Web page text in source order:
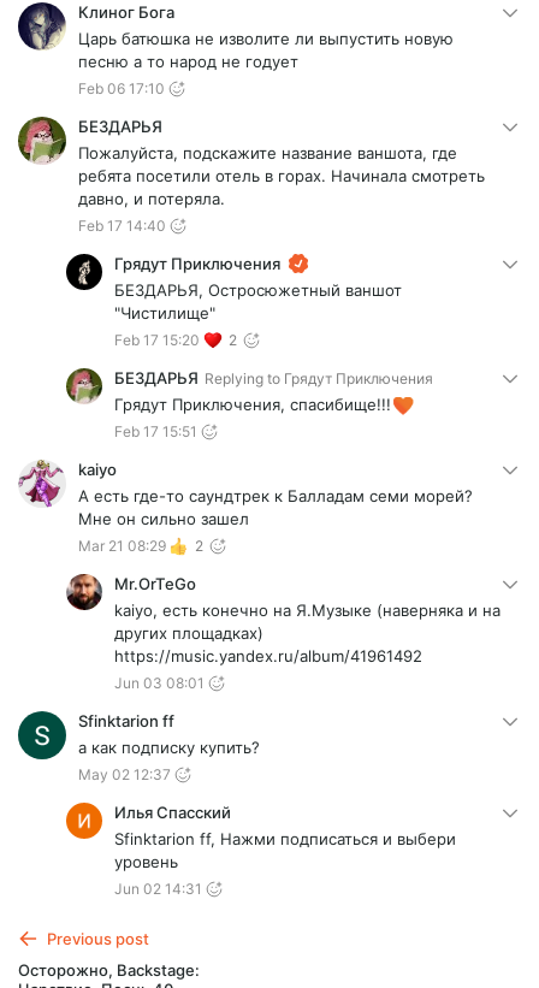
Клиног Бога
Царь батюшка не изволите ли выпустить новую
песню а то народ не годует
Feb 06 17:10
БЕЗДАРЬЯ
Пожалуйста, подскажите название ваншота, где
ребята посетили отель в горах. Начинала смотреть
давно, и потеряла.
Feb 17 14:40
Грядут Приключения
БЕЗДАРЬЯ, Остросюжетный ваншот
"Чистилище"
Feb 17 15:20 2
БЕЗДАРЬЯ Replying to Грядут Приключения
Грядут Приключения, спасибище!!!
Feb 17 15:51
kaiyo
А есть где-то саундтрек к Балладам семи морей?
Мне он сильно зашел
Mar 21 08:29 2
Mr.OrTeGo
kaiyo, есть конечно на Я.Музыке (наверняка и на
других площадках)
https://music.yandex.ru/album/41961492
Jun 03 08:01
Sfinktarion ff
а как подписку купить?
May 02 12:37
Илья Спасский
Sfinktarion ff, Нажми подписаться и выбери
уровень
Jun 02 14:31
Previous post
Осторожно, Backstage: